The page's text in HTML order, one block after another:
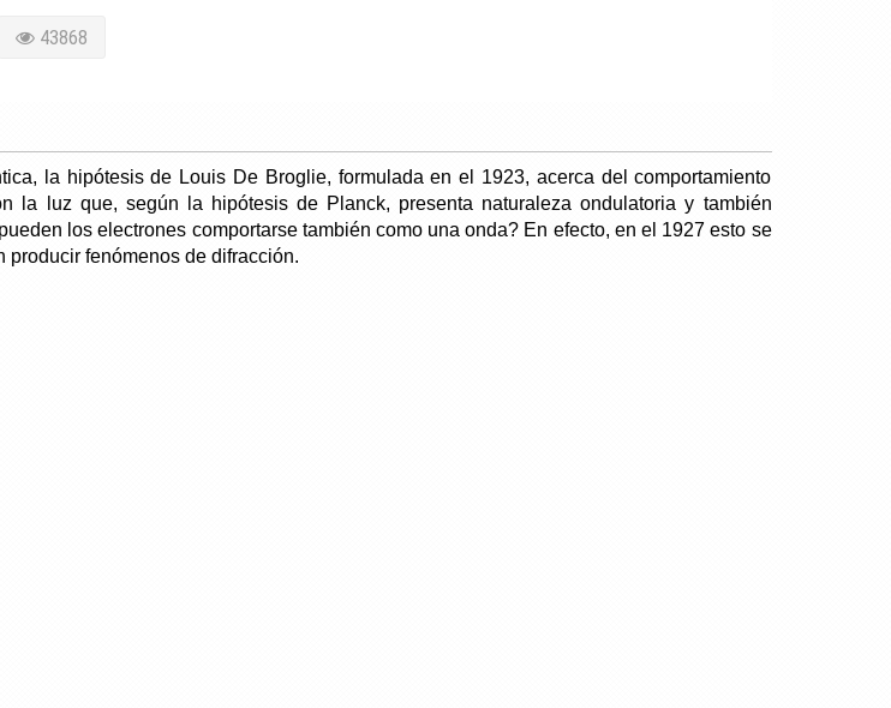
43868
la hipótesis de Louis De Broglie, formulada en el 1923, acerca del comportamiento
la luz que, según la hipótesis de Planck, presenta naturaleza ondulatoria y también
los electrones comportarse también como una onda? En efecto, en el 1927 esto se
fenómenos de difracción.